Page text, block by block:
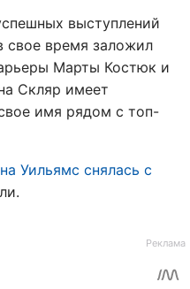
выступлений
свое время заложил
Марты Костюк и
Скляр имеет
имя рядом с топ-
Уильямс снялась с